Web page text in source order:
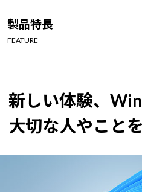
製品特長
FEATURE
新しい体験、
大切な人やこと